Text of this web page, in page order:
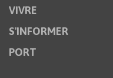
VIVRE
S'INFORMER
PORT